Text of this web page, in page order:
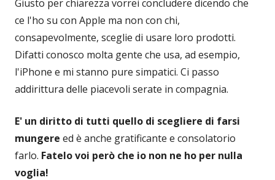
Giusto per chiarezza vorrei concludere dicendo che
ce l'ho su con Apple ma non con chi,
consapevolmente, sceglie di usare loro prodotti.
Difatti conosco molta gente che usa, ad esempio,
l'iPhone e mi stanno pure simpatici. Ci passo
addirittura delle piacevoli serate in compagnia.
E' un diritto di tutti quello di scegliere di farsi
mungere ed è anche gratificante e consolatorio
farlo. Fatelo voi però che io non ne ho per nulla
voglia!